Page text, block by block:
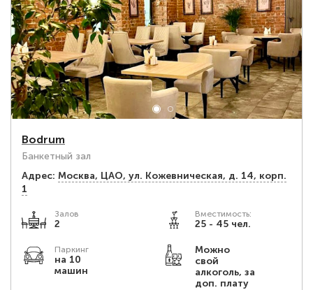
Bodrum
Банкетный зал
Адрес: Москва, ЦАО, ул. Кожевническая, д. 14, корп.
1
Залов
2
Вместимость:
25 - 45 чел.
Паркинг
на 10
машин
Можно
свой
алкоголь, за
доп. плату